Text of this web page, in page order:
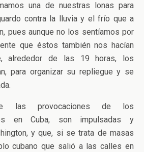
una de nuestras lonas para
contra la lluvia y el frío que a
pues aunque no los sentíamos por
que éstos también nos hacían
alrededor de las 19 horas, los
para organizar su repliegue y se
las provocaciones de los
en Cuba, son impulsadas y
y que, si se trata de masas
cubano que salió a las calles en